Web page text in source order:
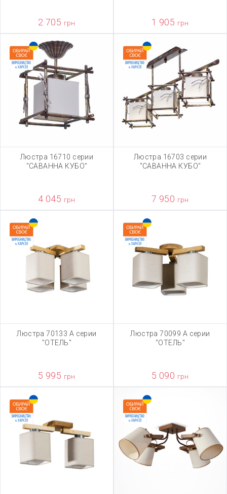
2 705 грн 1 905 грн
Люстра 16710 серии
"САВАННА КУБО"
4 045 грн
Люстра 16703 серии
"САВАННА КУБО"
7 950 грн
Люстра 70133 А серии
"ОТЕЛЬ"
5 995 грн
Люстра 70099 А серии
"ОТЕЛЬ"
5 090 грн